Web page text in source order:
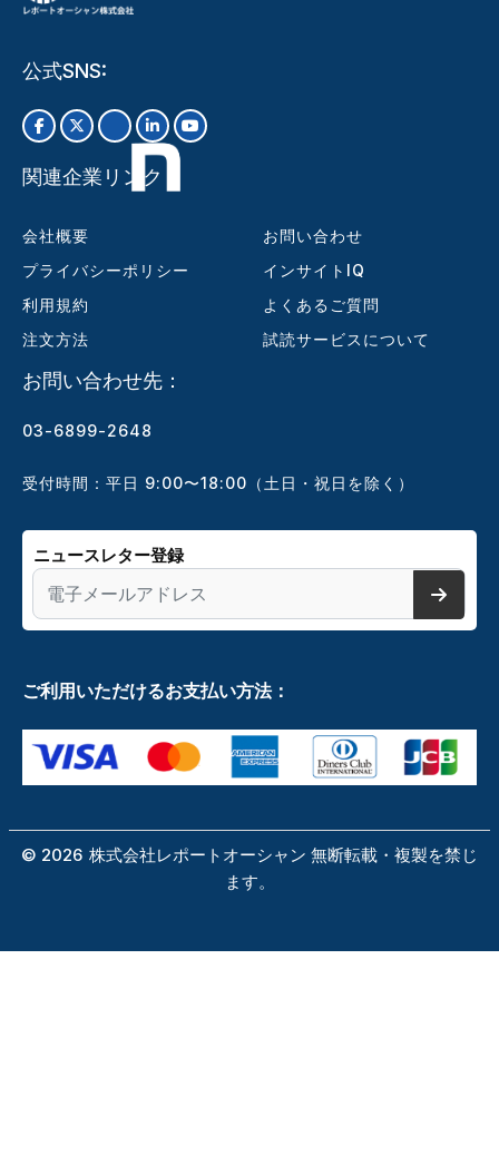
公式SNS:
関連企業リンク
会社概要
プライバシーポリシー
利用規約
注文方法
お問い合わせ
インサイトIQ
よくあるご質問
試読サービスについて
お問い合わせ先：
03-6899-2648
受付時間：平日 9:00〜18:00（土日・祝日を除く）
ニュースレター登録
ご利用いただけるお支払い方法：
© 2026 株式会社レポートオーシャン 無断転載・複製を禁じ
ます。